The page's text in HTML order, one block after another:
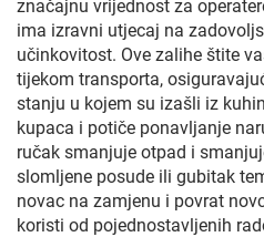
značajnu vrijednost za
ima izravni utjecaj na
učinkovitost. Ove zalihe štite
tijekom transporta,
stanju u kojem su izašli iz
kupaca i potiče ponavljanje
ručak smanjuje otpad i
slomljene posude ili gubitak
novac na zamjenu i povrat
koristi od pojednostavljenih